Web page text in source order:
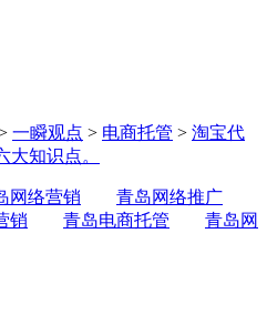
一瞬观点 > 电商托管 > 淘宝代
大知识点。
网络营销
青岛网络推广
销 青岛电商托管
青岛网